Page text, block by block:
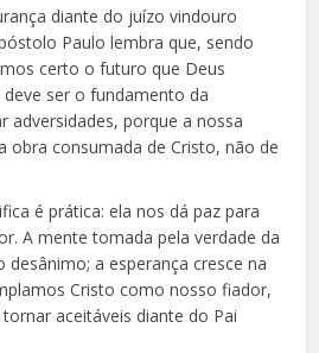
diante do juízo vindouro
Paulo lembra que, sendo
certo o futuro que Deus
ser o fundamento da
adversidades, porque a nossa
obra consumada de Cristo, não de
é prática: ela nos dá paz para
A mente tomada pela verdade da
desânimo; a esperança cresce na
Cristo como nosso fiador,
aceitáveis diante do Pai